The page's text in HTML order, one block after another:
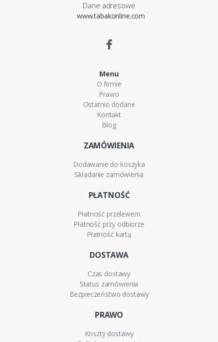
Dane adresowe
www.tabakonline.com
Menu
O firmie
Prawo
Ostatnio dodane
Kontakt
Blog
ZAMÓWIENIA
Dodawanie do koszyka
Składanie zamówienia
PŁATNOŚĆ
Płatność przelewem
Płatność przy odbiorze
Płatność kartą
DOSTAWA
Czas dostawy
Status zamówienia
Bezpieczeństwo dostawy
PRAWO
Koszty dostawy